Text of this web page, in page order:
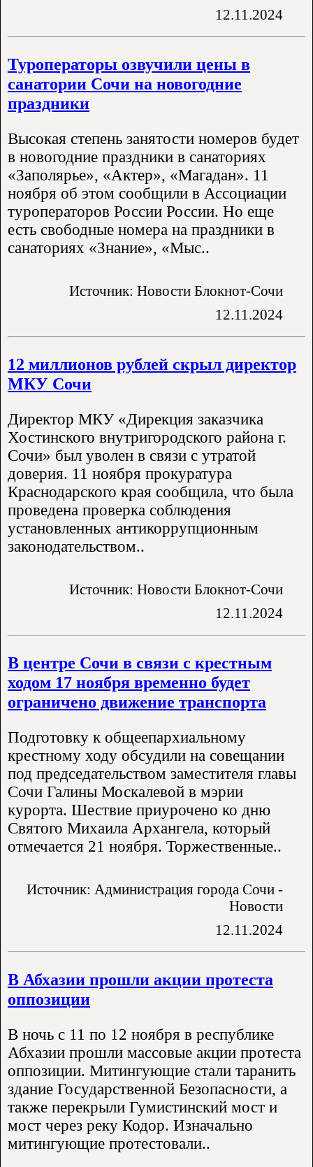
12.11.2024
Туроператоры озвучили цены в
санатории Сочи на новогодние
праздники
Высокая степень занятости номеров будет
в новогодние праздники в санаториях
«Заполярье», «Актер», «Магадан». 11
ноября об этом сообщили в Ассоциации
туроператоров России России. Но еще
есть свободные номера на праздники в
санаториях «Знание», «Мыс..
Источник: Новости Блокнот-Сочи
12.11.2024
12 миллионов рублей скрыл директор
МКУ Сочи
Директор МКУ «Дирекция заказчика
Хостинского внутригородского района г.
Сочи» был уволен в связи с утратой
доверия. 11 ноября прокуратура
Краснодарского края сообщила, что была
проведена проверка соблюдения
установленных антикоррупционным
законодательством..
Источник: Новости Блокнот-Сочи
12.11.2024
В центре Сочи в связи с крестным
ходом 17 ноября временно будет
ограничено движение транспорта
Подготовку к общеепархиальному
крестному ходу обсудили на совещании
под председательством заместителя главы
Сочи Галины Москалевой в мэрии
курорта. Шествие приурочено ко дню
Святого Михаила Архангела, который
отмечается 21 ноября. Торжественные..
Источник: Администрация города Сочи -
Новости
12.11.2024
В Абхазии прошли акции протеста
оппозиции
В ночь с 11 по 12 ноября в республике
Абхазии прошли массовые акции протеста
оппозиции. Митингующие стали таранить
здание Государственной Безопасности, а
также перекрыли Гумистинский мост и
мост через реку Кодор. Изначально
митингующие протестовали..